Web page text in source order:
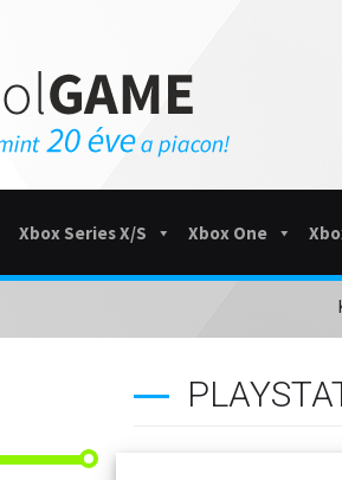
Xbox Series X/S Xbox One